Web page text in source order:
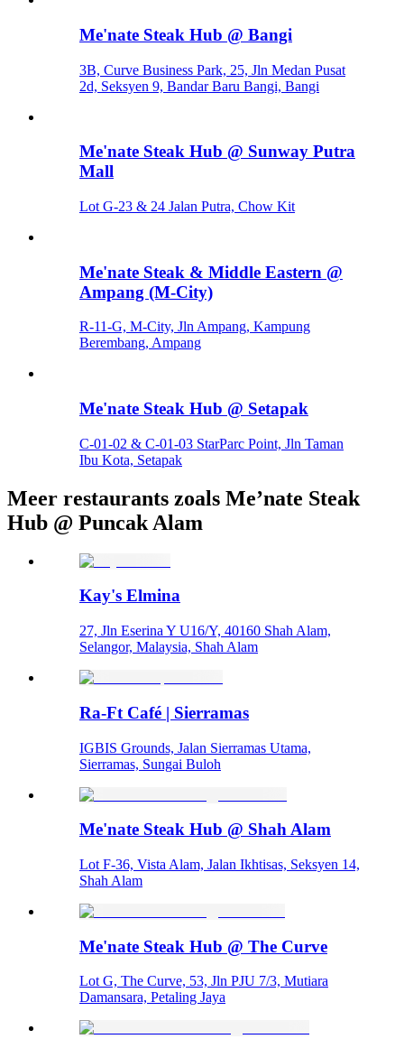
Me'nate Steak Hub @ Bangi
3B, Curve Business Park, 25, Jln Medan Pusat
2d, Seksyen 9, Bandar Baru Bangi, Bangi
Me'nate Steak Hub @ Sunway Putra
Mall
Lot G-23 & 24 Jalan Putra, Chow Kit
Me'nate Steak & Middle Eastern @
Ampang (M-City)
R-11-G, M-City, Jln Ampang, Kampung
Berembang, Ampang
Me'nate Steak Hub @ Setapak
C-01-02 & C-01-03 StarParc Point, Jln Taman
Ibu Kota, Setapak
Meer restaurants zoals Me’nate Steak
Hub @ Puncak Alam
Kay's Elmina
27, Jln Eserina Y U16/Y, 40160 Shah Alam,
Selangor, Malaysia, Shah Alam
Ra-Ft Café | Sierramas
IGBIS Grounds, Jalan Sierramas Utama,
Sierramas, Sungai Buloh
Me'nate Steak Hub @ Shah Alam
Lot F-36, Vista Alam, Jalan Ikhtisas, Seksyen 14,
Shah Alam
Me'nate Steak Hub @ The Curve
Lot G, The Curve, 53, Jln PJU 7/3, Mutiara
Damansara, Petaling Jaya